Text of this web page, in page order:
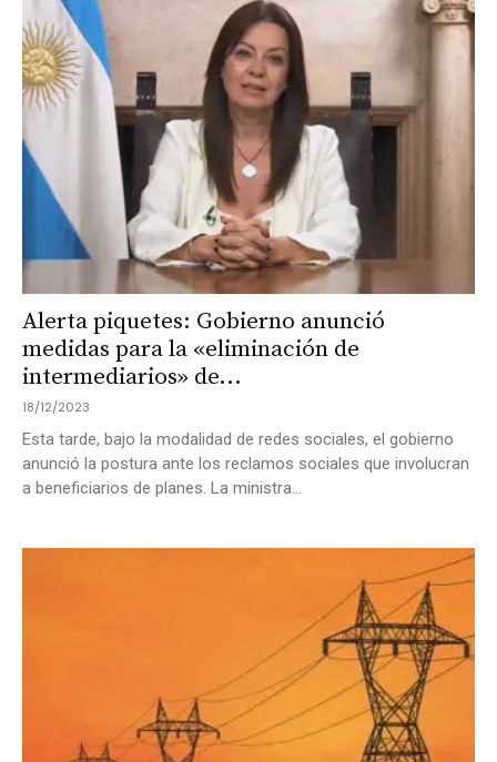
Alerta piquetes: Gobierno anunció
medidas para la «eliminación de
intermediarios» de...
18/12/2023
Esta tarde, bajo la modalidad de redes sociales, el gobierno
anunció la postura ante los reclamos sociales que involucran
a beneficiarios de planes. La ministra...